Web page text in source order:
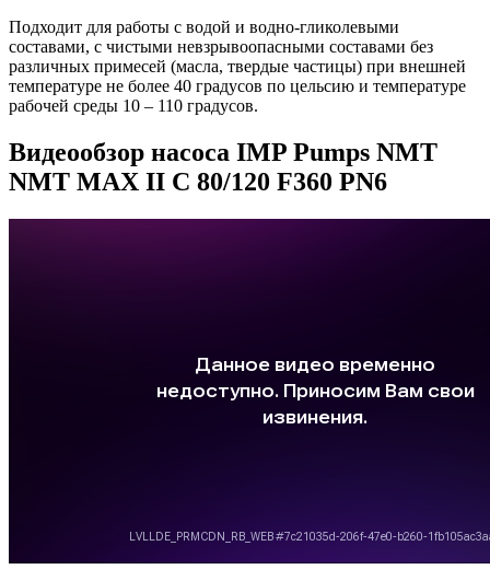
Подходит для работы с водой и водно-гликолевыми
составами, с чистыми невзрывоопасными составами без
различных примесей (масла, твердые частицы) при внешней
температуре не более 40 градусов по цельсию и температуре
рабочей среды 10 – 110 градусов.
Видеообзор насоса IMP Pumps NMT
NMT MAX II C 80/120 F360 PN6